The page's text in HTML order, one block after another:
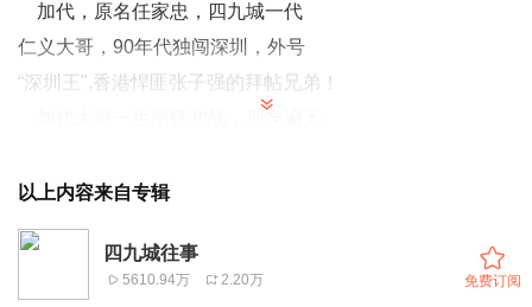
加代，原名任家忠，四九城一代
仁义大哥，90年代独闯深圳，外号
“深圳王",香港悍匪张子强的拜帖兄弟！
年代算是四九城江湖的天花板级人物。
听老弟为你讲述加代大哥的传奇一
生，喜欢听的留个关注，每天晚上6点
持续更新！
以上内容来自专辑
四九城往事
5610.94万 2.20万 免费订阅